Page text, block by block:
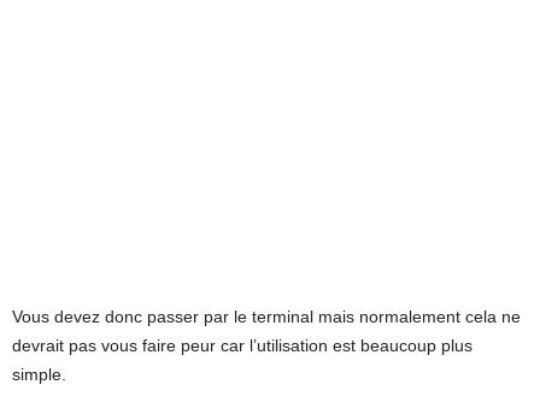
Vous devez donc passer par le terminal mais normalement cela ne
devrait pas vous faire peur car l’utilisation est beaucoup plus
simple.